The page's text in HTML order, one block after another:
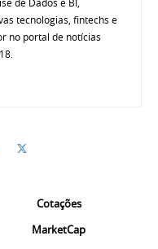
tecnologias, fintechs e
no portal de notícias
Cotações
MarketCap